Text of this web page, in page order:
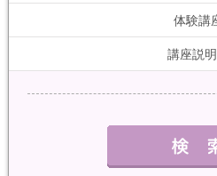
体験講
講座説